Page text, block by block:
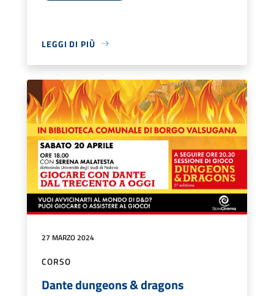
LEGGI DI PIÙ
27 MARZO 2024
CORSO
Dante dungeons & dragons